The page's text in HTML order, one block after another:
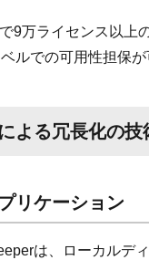
9万ライセンス以上
ルでの可用性担保が
よる冗長化の技
リケーション
は、ローカルデ